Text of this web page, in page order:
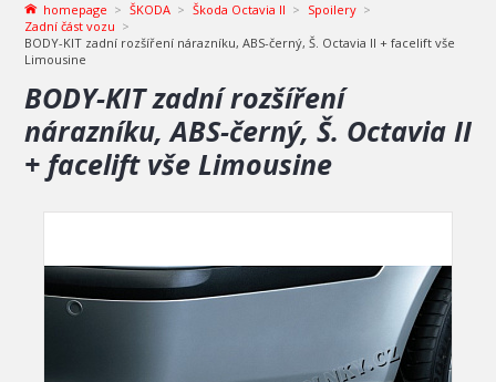
homepage ŠKODA Škoda Octavia II
Spoilery
Zadní část vozu
BODY-KIT zadní rozšíření nárazníku, ABS-černý, Š. Octavia II + facelift vše
Limousine
BODY-KIT zadní rozšíření
nárazníku, ABS-černý, Š. Octavia II
+ facelift vše Limousine